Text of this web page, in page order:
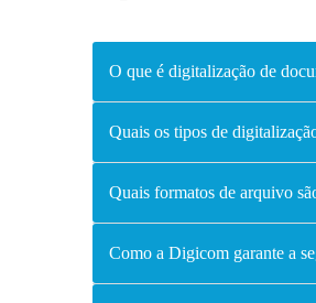
O que é digitalização de
Quais os tipos de
Quais formatos de arquivo
Como a Digicom garante a